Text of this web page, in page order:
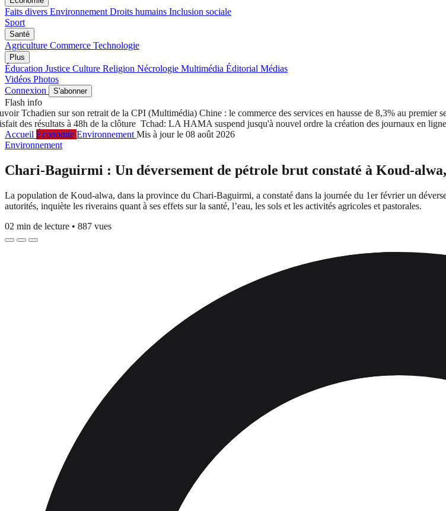
Faits divers Environnement Droits humains Inclusion sociale
Sport
Santé
Agriculture Commerce Technologie
Plus
Éducation Justice Culture Religion Nécrologie Multimédia Éditorial Médias
Vidéos Photos
Connexion
S'abonner
Flash info
sur son retrait de la CPI(Multimédia) Chine : le commerce des services en hausse de 8,3% au premier
résultats à 48h de la clôtureTchad: LA HAMA suspend jusqu'à nouvel ordre la création des journaux en ligne
Accueil Économie Environnement Mis à jour le 08 août 2026
Environnement
Chari-Baguirmi : Un déversement de pétrole brut constaté à Koud-
La population de Koud-alwa, dans la province du Chari-Baguirmi, a constaté dans la journée du 1er février un
autorités, inquiète les riverains quant à ses effets sur la santé, l’eau, les sols et les activités agricoles et pastorales.
02 min de lecture • 887 vues